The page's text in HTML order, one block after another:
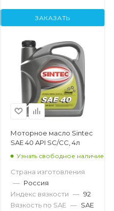
ЗАКАЗАТЬ
Моторное масло Sintec
SAE 40 API SC/CC, 4л
Узнать свободное наличие
Страна изготовления
— Россия
Индекс вязкости — 92
Вязкость по SAE — SAE